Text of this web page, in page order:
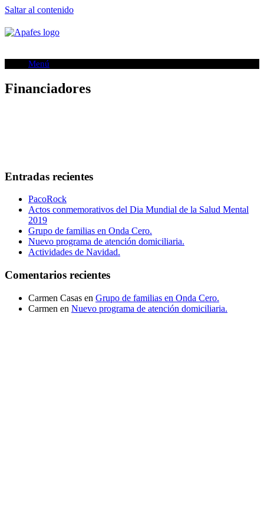
Saltar al contenido
Menú
Financiadores
Entradas recientes
PacoRock
Actos conmemorativos del Dia Mundial de la Salud Mental
2019
Grupo de familias en Onda Cero.
Nuevo programa de atención domiciliaria.
Actividades de Navidad.
Comentarios recientes
Carmen Casas en Grupo de familias en Onda Cero.
Carmen en Nuevo programa de atención domiciliaria.